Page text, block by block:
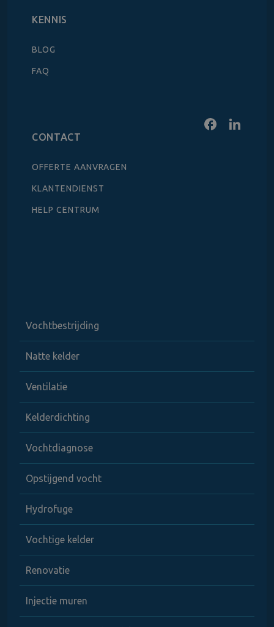
KENNIS
BLOG
FAQ
CONTACT
OFFERTE AANVRAGEN
KLANTENDIENST
HELP CENTRUM
Vochtbestrijding
Natte kelder
Ventilatie
Kelderdichting
Vochtdiagnose
Opstijgend vocht
Hydrofuge
Vochtige kelder
Renovatie
Injectie muren